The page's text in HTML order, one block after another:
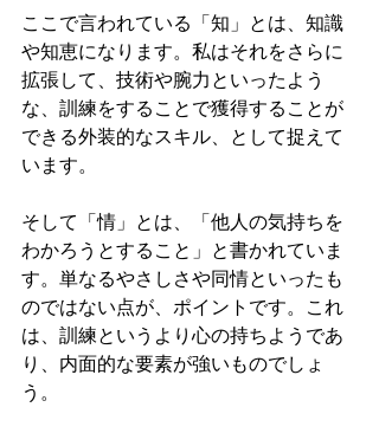
ここで言われている「知」とは、知識
や知恵になります。私はそれをさらに
拡張して、技術や腕力といったよう
な、訓練をすることで獲得することが
できる外装的なスキル、として捉えて
います。
そして「情」とは、「他人の気持ちを
わかろうとすること」と書かれていま
す。単なるやさしさや同情といったも
のではない点が、ポイントです。これ
は、訓練というより心の持ちようであ
り、内面的な要素が強いものでしょ
う。